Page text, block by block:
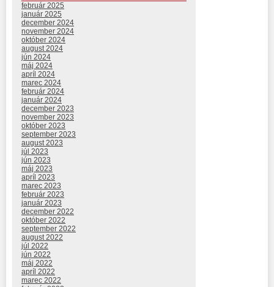
február 2025
január 2025
december 2024
november 2024
október 2024
august 2024
jún 2024
máj 2024
apríl 2024
marec 2024
február 2024
január 2024
december 2023
november 2023
október 2023
september 2023
august 2023
júl 2023
jún 2023
máj 2023
apríl 2023
marec 2023
február 2023
január 2023
december 2022
október 2022
september 2022
august 2022
júl 2022
jún 2022
máj 2022
apríl 2022
marec 2022